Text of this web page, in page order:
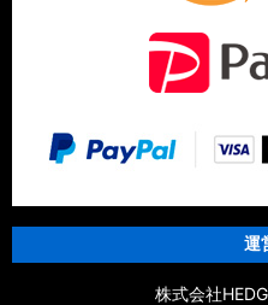
運
株式会社